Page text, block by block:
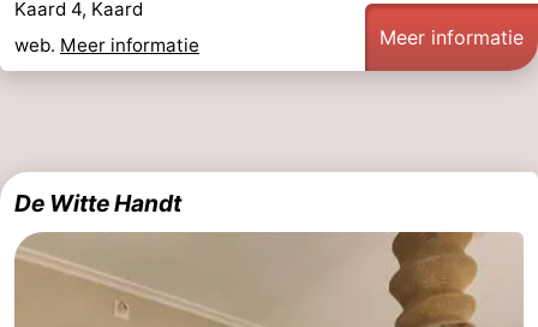
Kaard 4, Kaard
web. Meer informatie Meer informatie
De Witte Handt